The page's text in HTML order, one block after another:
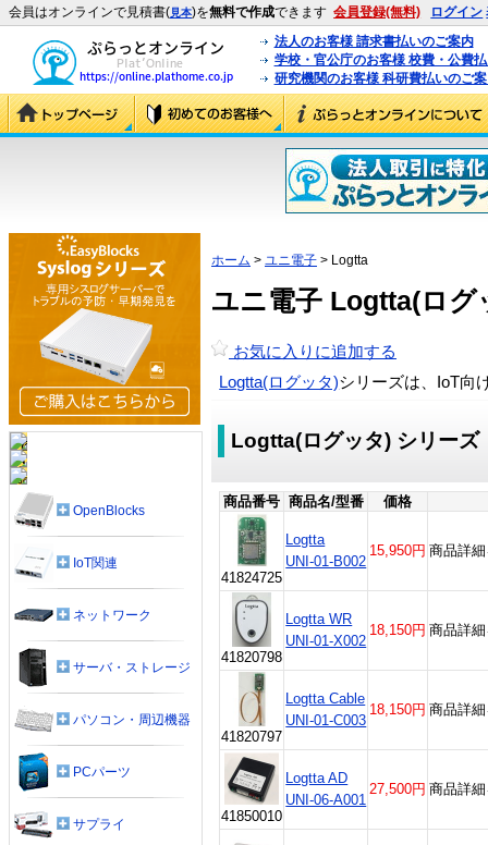
会員はオンラインで見積書(見本)を無料で作成できます 会員登録(無料) ログイン
法人のお客様 請求書払いのご案内
学校・官公庁のお客様 校費・公費
研究機関のお客様 科研費払いのご
ホーム > ユニ電子 > Logtta
ユニ電子 Logtta(ログ
お気に入りに追加する
Logtta(ログッタ)シリーズは、IoT向
Logtta(ログッタ) シリーズ
商品番号 商品名/型番 価格
41824725
Logtta
UNI-01-B002
15,950円 商品詳
41820798
Logtta WR
UNI-01-X002
18,150円 商品詳
41820797
Logtta Cable
UNI-01-C003
18,150円 商品詳
41850010
Logtta AD
UNI-06-A001
27,500円 商品詳
OpenBlocks
IoT関連
ネットワーク
サーバ・ストレージ
パソコン・周辺機器
PCパーツ
サプライ